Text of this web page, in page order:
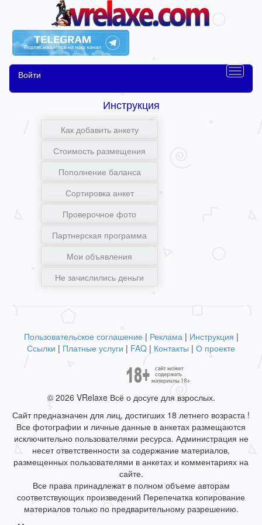
Войти
Инструкция
Как добавить анкету
Стоимость размещения
Пополнение баланса
Сортировка анкет
Проверочное фото
Партнерская программа
Мои объявления
Не зачислились деньги
Пользовательское соглашение | Реклама| Инструкция |
Ссылки | Платные услуги | FAQ | Контакты | О проекте
© 2026 VRelaxe Всё о досуге для взрослых.
Сайт предназначен для лиц, достигших 18 летнего возраста !
Все фотографии и личные данные в анкетах размещаются
исключительно пользователями ресурса. Администрация не
несет ответственности за содержание материалов,
размещенных пользователями в анкетах и комментариях на
сайте.
Все права принадлежат в полном объеме авторам
соответствующих произведений Перепечатка копирование
материалов только по предварительному разрешению.